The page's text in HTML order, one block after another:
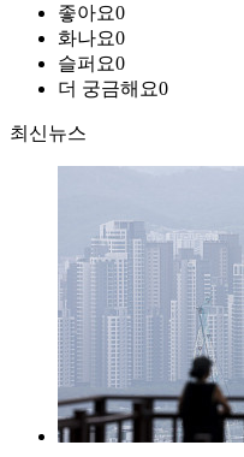
좋아요0
화나요0
슬퍼요0
더 궁금해요0
최신뉴스